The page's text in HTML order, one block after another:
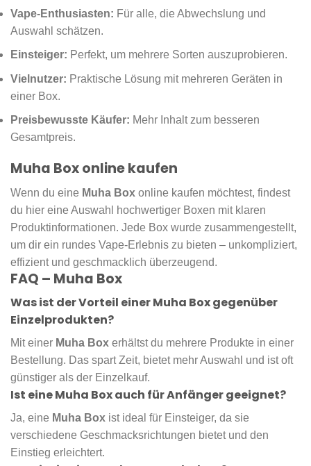
Vape-Enthusiasten: Für alle, die Abwechslung und
Auswahl schätzen.
Einsteiger: Perfekt, um mehrere Sorten auszuprobieren.
Vielnutzer: Praktische Lösung mit mehreren Geräten in
einer Box.
Preisbewusste Käufer: Mehr Inhalt zum besseren
Gesamtpreis.
Muha Box online kaufen
Wenn du eine Muha Box online kaufen möchtest, findest
du hier eine Auswahl hochwertiger Boxen mit klaren
Produktinformationen. Jede Box wurde zusammengestellt,
um dir ein rundes Vape-Erlebnis zu bieten – unkompliziert,
effizient und geschmacklich überzeugend.
FAQ – Muha Box
Was ist der Vorteil einer Muha Box gegenüber
Einzelprodukten?
Mit einer Muha Box erhältst du mehrere Produkte in einer
Bestellung. Das spart Zeit, bietet mehr Auswahl und ist oft
günstiger als der Einzelkauf.
Ist eine Muha Box auch für Anfänger geeignet?
Ja, eine Muha Box ist ideal für Einsteiger, da sie
verschiedene Geschmacksrichtungen bietet und den
Einstieg erleichtert.